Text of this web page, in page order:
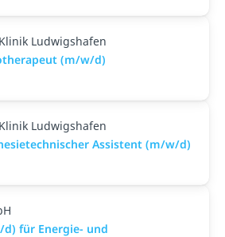
Ludwigshafen
(m/w/d)
Ludwigshafen
Assistent (m/w/d)
für Energie- und